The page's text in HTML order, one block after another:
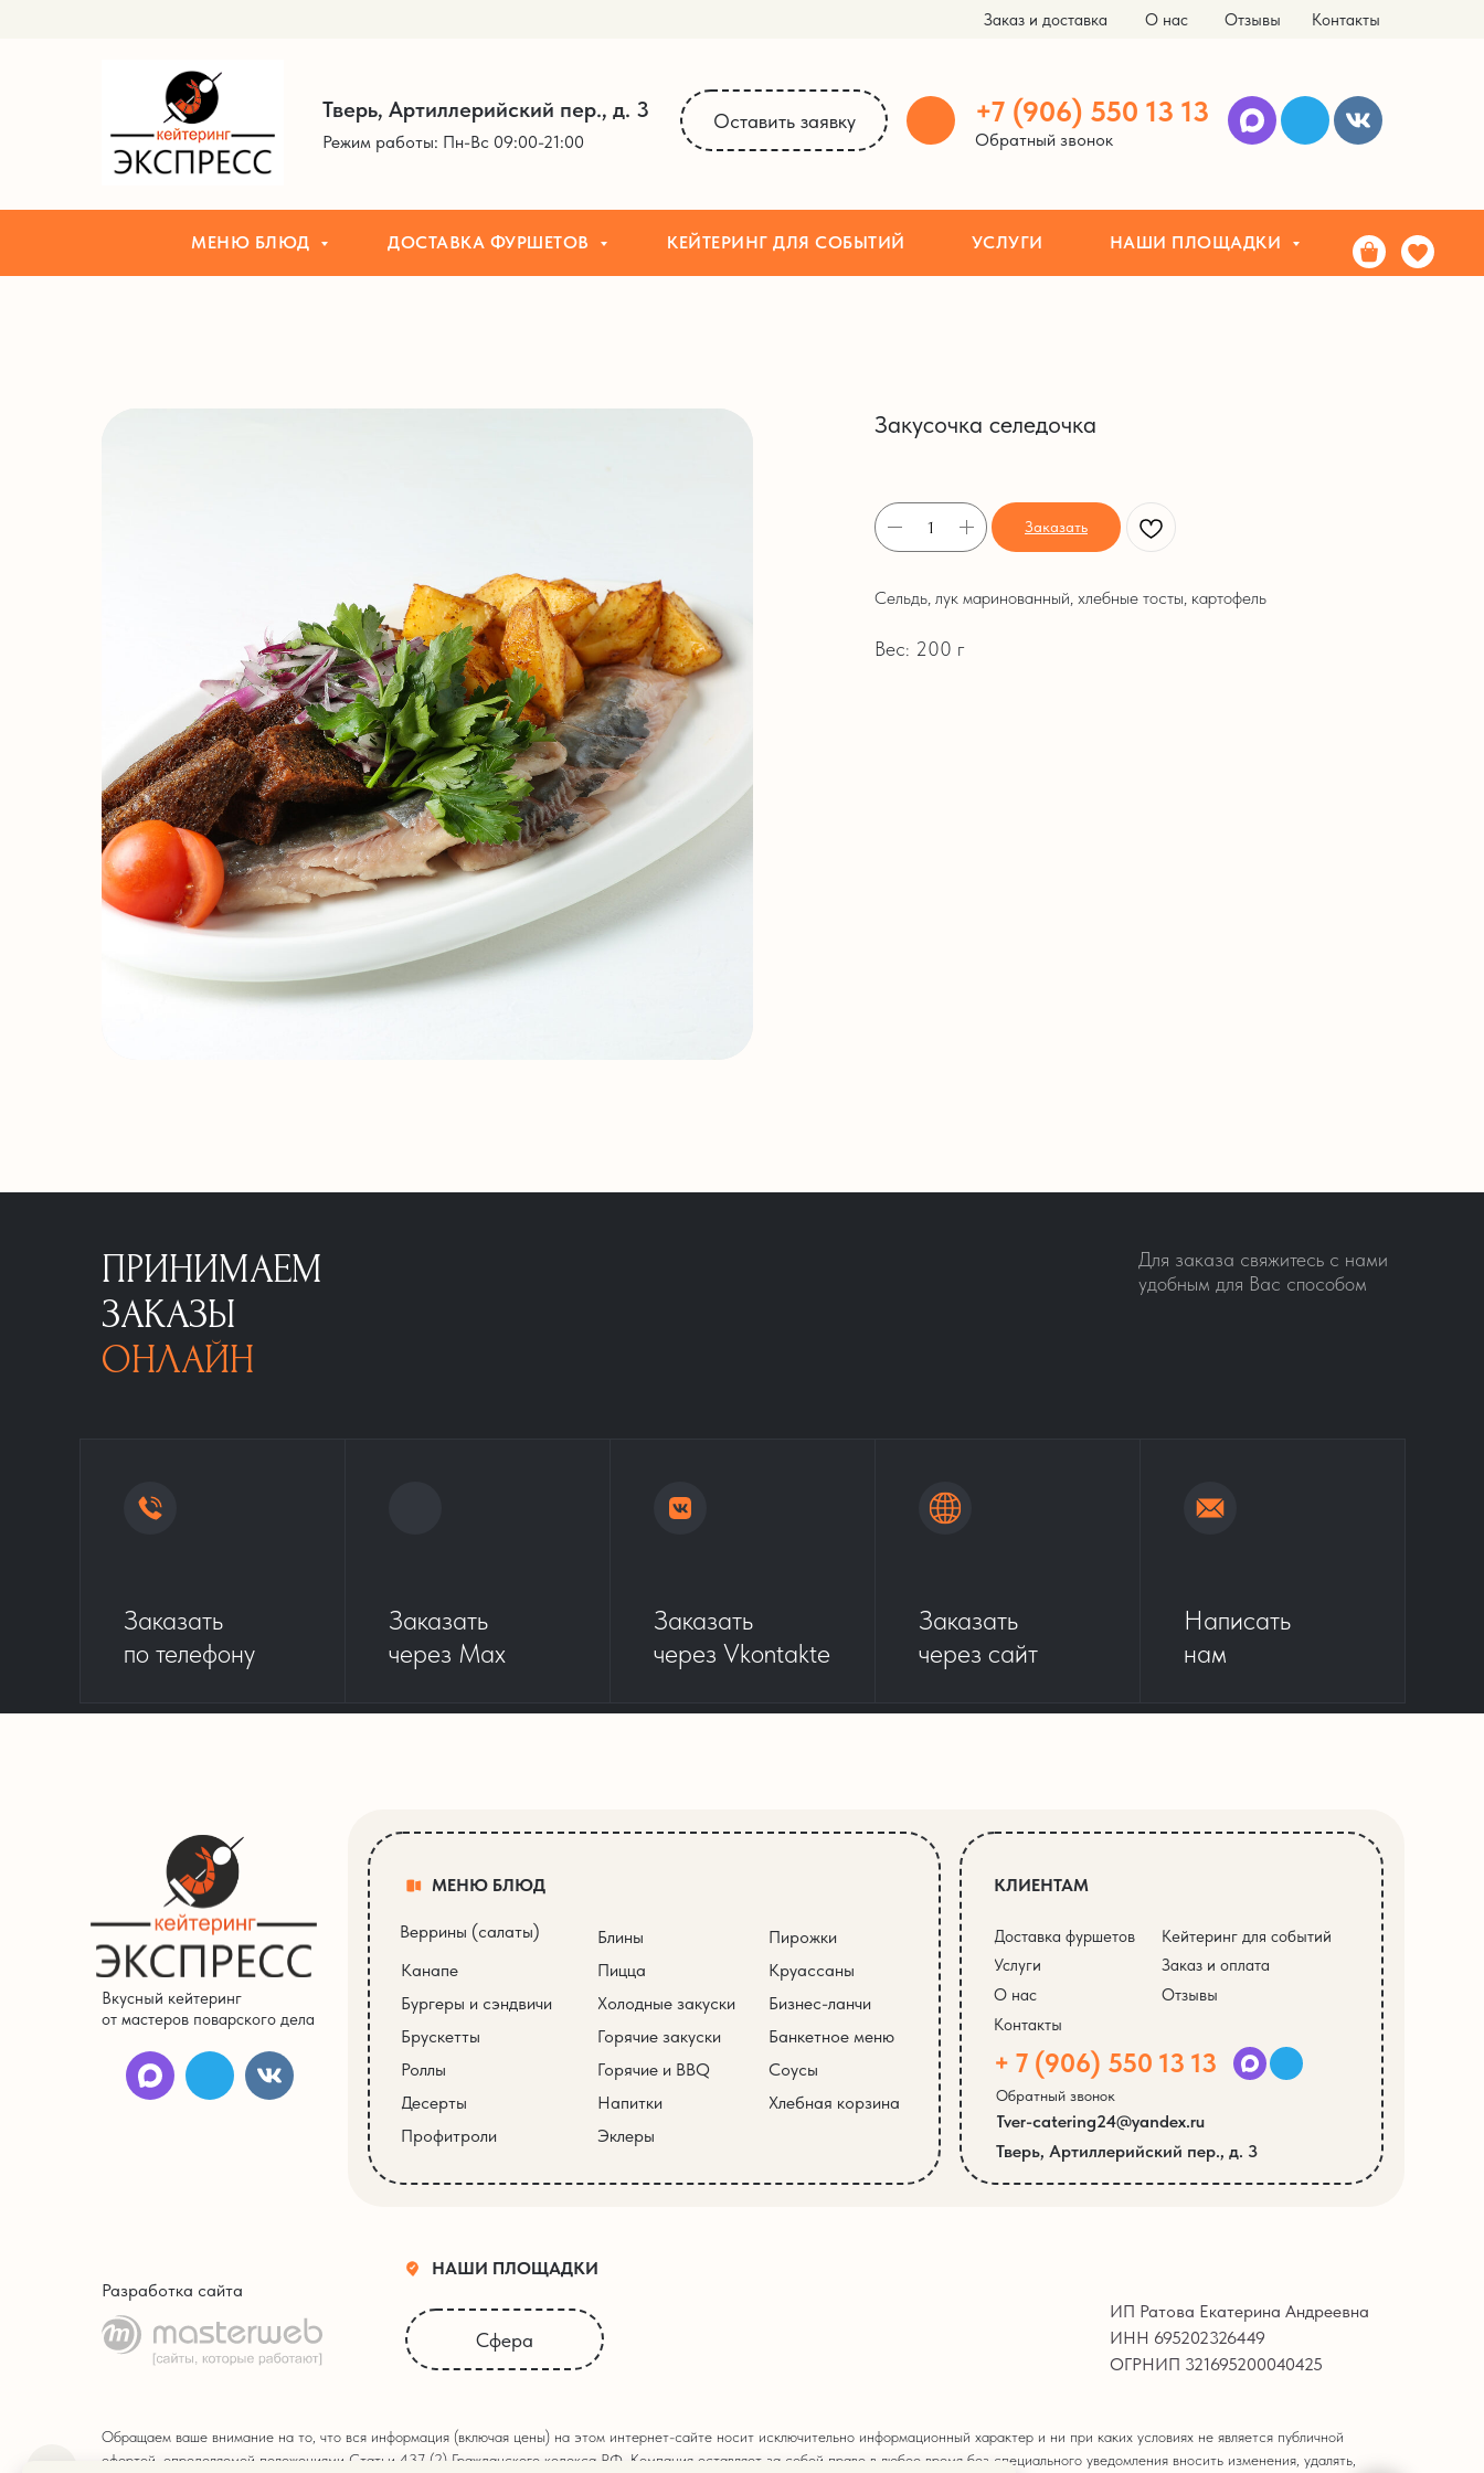
Обратный звонок
+7 (906) 550 13 13
Заказ и доставка О нас Отзывы Контакты
Режим работы: Пн-Вс 09:00-21:00
Тверь, Артиллерийский пер., д. 3 Оставить заявку
НАШИ ПЛОЩАДКИ
МЕНЮ БЛЮД ДОСТАВКА ФУРШЕТОВ КЕЙТЕРИНГ ДЛЯ СОБЫТИЙ УСЛУГИ НАШИ ПЛОЩАДКИ
Закусочка селедочка
Заказать
Сельдь, лук маринованный, хлебные тосты, картофель
Вес: 200 г
ПРИНИМАЕМ
ЗАКАЗЫ
ОНЛАЙН
Для заказа свяжитесь с нами
удобным для Вас способом
Заказать
по телефону
Заказать
через Max
Заказать
через Vkontakte
Заказать
через сайт
Написать
нам
Обращаем ваше внимание на то, что вся информация (включая цены) на этом интернет-сайте носит исключительно информационный характер и ни при каких условиях не является публичной
офертой, определяемой положениями Статьи 437 (2) Гражданского кодекса РФ. Компания оставляет за собой право в любое время без специального уведомления вносить изменения, удалять,
КЛИЕНТАМ
Доставка фуршетов
Кейтеринг для событий
Услуги
Заказ и оплата
О нас
Отзывы
+ 7 (906) 550 13 13
Обратный звонок
Tver-catering24@yandex.ru
Контакты
Тверь, Артиллерийский пер., д. 3
Веррины (салаты)
Канапе
Бургеры и сэндвичи
Роллы
Десерты
Профитроли
Блины
Пицца
Холодные закуски
Горячие закуски
Горячие и BBQ
Напитки
Брускетты
Эклеры
Пирожки
Круассаны
Бизнес-ланчи
Банкетное меню
Хлебная корзина
Соусы
МЕНЮ БЛЮД
Разработка сайта
Вкусный кейтеринг
от мастеров поварского дела
Сфера
НАШИ ПЛОЩАДКИ
ИП Ратова Екатерина Андреевна
ИНН 695202326449
ОГРНИП 321695200040425